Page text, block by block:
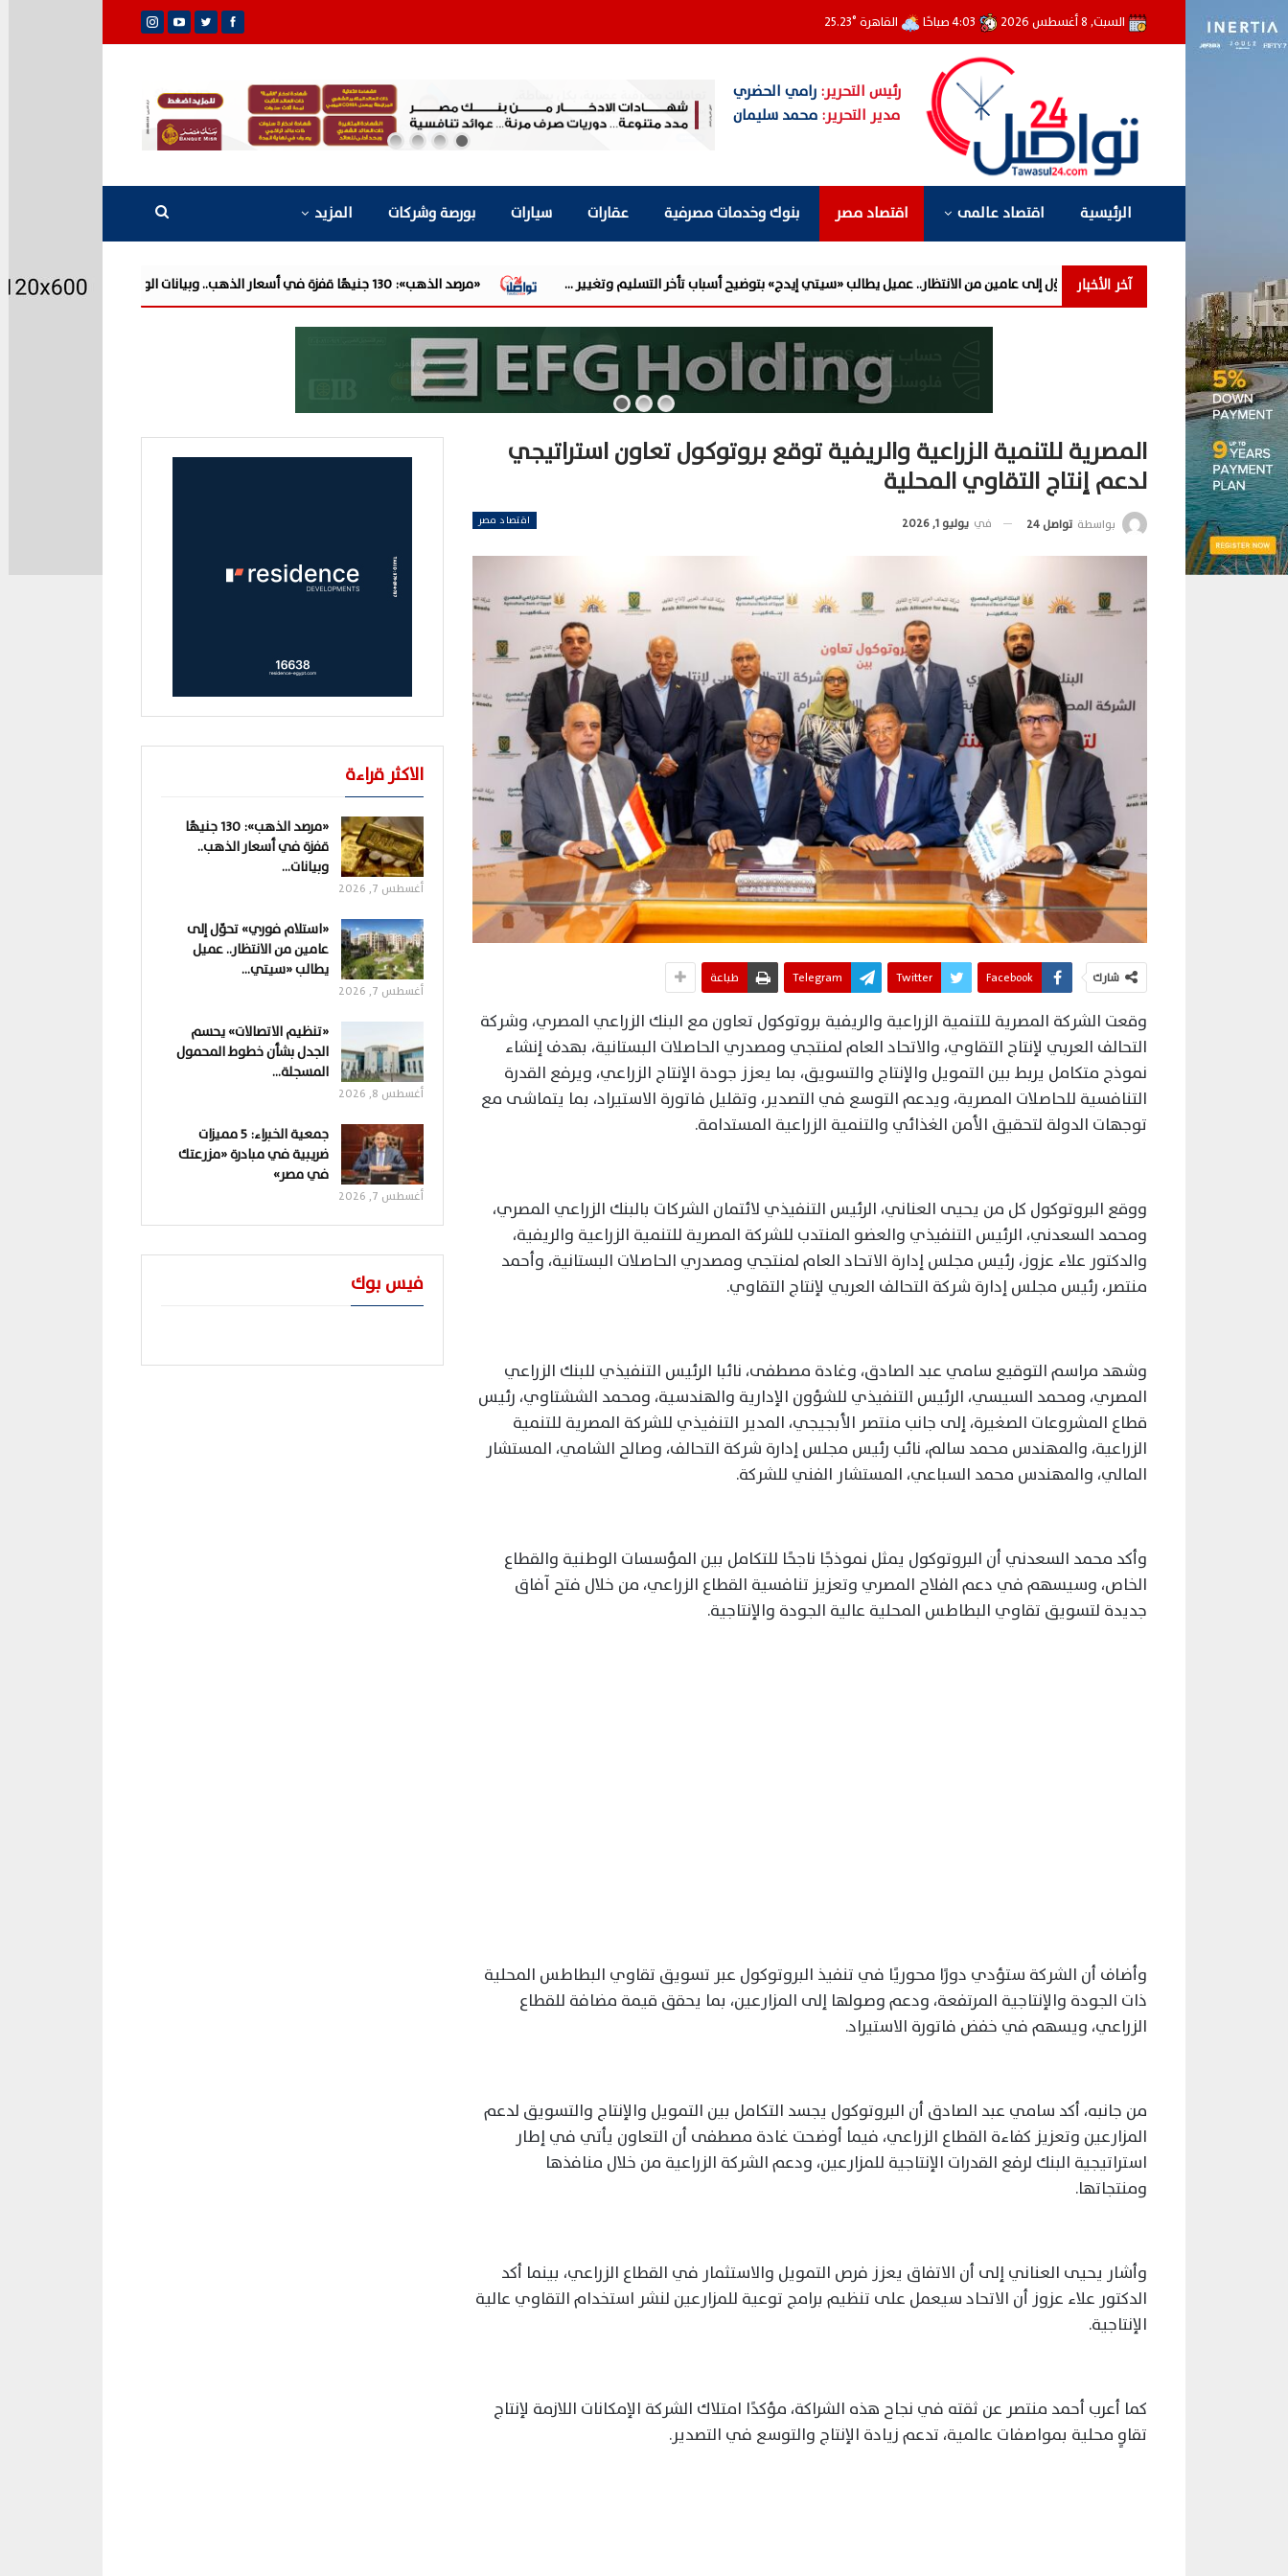
السبت, 8 أغسطس 2026 القاهرة°
25.23
رئيس التحرير:رامي الحضري
مدير التحرير: محمد سليمان
الرئيسية اقتصاد عالمى اقتصاد مصر بنوك وخدمات مصرفية عقارات سيارات بورصة وشركات المزيد
آخر الأخبار
فوري» تحوّل إلى عامين من الانتظار.. عميل يطالب «سيتي إيدج» بتوضيح أسباب تأخر التسليم وتغيير ... «مرصد الذهب»: 130 جنيهًا قفزة في أسعار الذهب.. وبيانات الوظائف الأمريكية الضعيفة تدفع الأوقية لأقوى ...
المصرية للتنمية الزراعية والريفية توقع بروتوكول تعاون استراتيجي
لدعم إنتاج التقاوي المحلية
اقتصاد مصر بواسطة تواصل 24 في يوليو 1, 2026
شارك Facebook
Twitter
Telegram طباعة
وقعت الشركة المصرية للتنمية الزراعية والريفية بروتوكول تعاون مع البنك الزراعي المصري، وشركة
التحالف العربي لإنتاج التقاوي، والاتحاد العام لمنتجي ومصدري الحاصلات البستانية، بهدف إنشاء
نموذج متكامل يربط بين التمويل والإنتاج والتسويق، بما يعزز جودة الإنتاج الزراعي، ويرفع القدرة
التنافسية للحاصلات المصرية، ويدعم التوسع في التصدير، وتقليل فاتورة الاستيراد، بما يتماشى مع
توجهات الدولة لتحقيق الأمن الغذائي والتنمية الزراعية المستدامة.
ووقع البروتوكول كل من يحيى العناني، الرئيس التنفيذي لائتمان الشركات بالبنك الزراعي المصري،
ومحمد السعدني، الرئيس التنفيذي والعضو المنتدب للشركة المصرية للتنمية الزراعية والريفية،
والدكتور علاء عزوز، رئيس مجلس إدارة الاتحاد العام لمنتجي ومصدري الحاصلات البستانية، وأحمد
منتصر، رئيس مجلس إدارة شركة التحالف العربي لإنتاج التقاوي.
وشهد مراسم التوقيع سامي عبد الصادق، وغادة مصطفى، نائبا الرئيس التنفيذي للبنك الزراعي
المصري، ومحمد السيسي، الرئيس التنفيذي للشؤون الإدارية والهندسية، ومحمد الششتاوي، رئيس
قطاع المشروعات الصغيرة، إلى جانب منتصر الأبجيجي، المدير التنفيذي للشركة المصرية للتنمية
الزراعية، والمهندس محمد سالم، نائب رئيس مجلس إدارة شركة التحالف، وصالح الشامي، المستشار
المالي، والمهندس محمد السباعي، المستشار الفني للشركة.
وأكد محمد السعدني أن البروتوكول يمثل نموذجًا ناجحًا للتكامل بين المؤسسات الوطنية والقطاع
الخاص، وسيسهم في دعم الفلاح المصري وتعزيز تنافسية القطاع الزراعي، من خلال فتح آفاق
جديدة لتسويق تقاوي البطاطس المحلية عالية الجودة والإنتاجية.
وأضاف أن الشركة ستؤدي دورًا محوريًا في تنفيذ البروتوكول عبر تسويق تقاوي البطاطس المحلية
ذات الجودة والإنتاجية المرتفعة، ودعم وصولها إلى المزارعين، بما يحقق قيمة مضافة للقطاع
الزراعي، ويسهم في خفض فاتورة الاستيراد.
من جانبه، أكد سامي عبد الصادق أن البروتوكول يجسد التكامل بين التمويل والإنتاج والتسويق لدعم
المزارعين وتعزيز كفاءة القطاع الزراعي، فيما أوضحت غادة مصطفى أن التعاون يأتي في إطار
استراتيجية البنك لرفع القدرات الإنتاجية للمزارعين، ودعم الشركة الزراعية من خلال منافذها
ومنتجاتها.
وأشار يحيى العناني إلى أن الاتفاق يعزز فرص التمويل والاستثمار في القطاع الزراعي، بينما أكد
الدكتور علاء عزوز أن الاتحاد سيعمل على تنظيم برامج توعية للمزارعين لنشر استخدام التقاوي عالية
الإنتاجية.
كما أعرب أحمد منتصر عن ثقته في نجاح هذه الشراكة، مؤكدًا امتلاك الشركة الإمكانات اللازمة لإنتاج
تقاوٍ محلية بمواصفات عالمية، تدعم زيادة الإنتاج والتوسع في التصدير.
الاكثر قراءة
«مرصد الذهب»: 130 جنيهًا
قفزة في أسعار الذهب..
وبيانات…
أغسطس 7, 2026
«استلام فوري» تحوّل إلى
عامين من الانتظار.. عميل
يطالب «سيتي…
أغسطس 7, 2026
«تنظيم الاتصالات» يحسم
الجدل بشأن خطوط المحمول
المسجلة…
أغسطس 8, 2026
جمعية الخبراء: 5 مميزات
ضريبية في مبادرة «مزرعتك
في مصر»
أغسطس 7, 2026
فيس بوك